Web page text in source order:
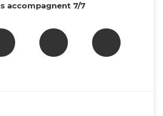
accompagnent 7/7